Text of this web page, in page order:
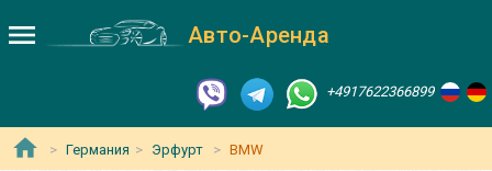
Авто-Аренда
+4917622366899
Германия Эрфурт BMW